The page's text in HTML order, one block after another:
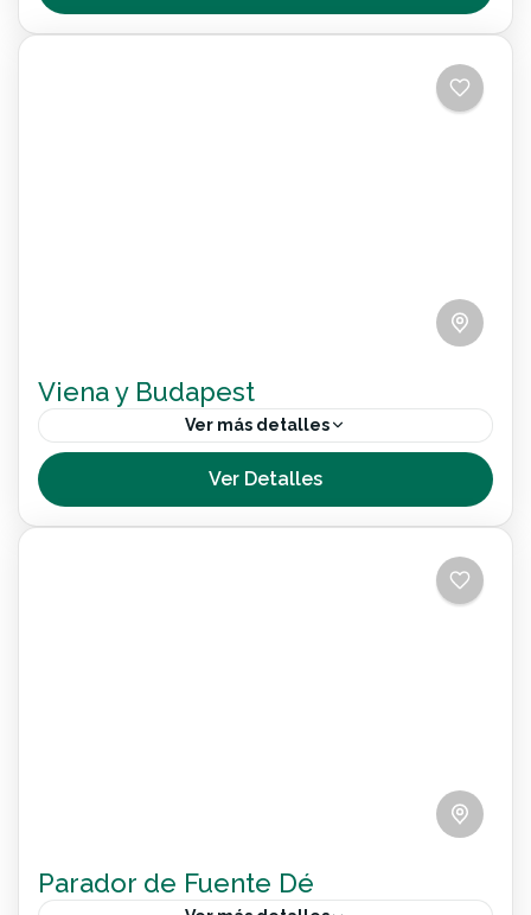
Viena y Budapest
Ver más detalles
Un destino accesible donde conocerás sin
barreras las dos grandes ciudades imperiales
de Viena y Budapest.Hemos diseñado
cuidadosamente este viaje para que puedas
Ver Detalles
Parador de Fuente Dé